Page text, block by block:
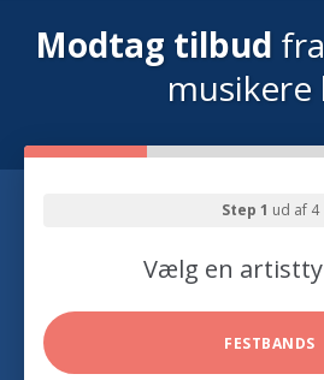
Modtag tilbud
musikere
Step 1 ud af 4
Vælg en
FESTBANDS